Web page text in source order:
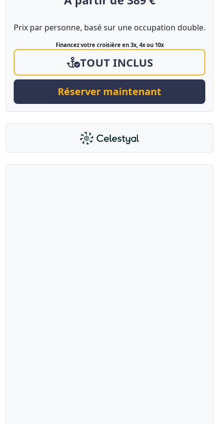
Prix par personne, basé sur une occupation double.
Financez votre croisière en 3x, 4x ou 10x
TOUT INCLUS
Réserver maintenant